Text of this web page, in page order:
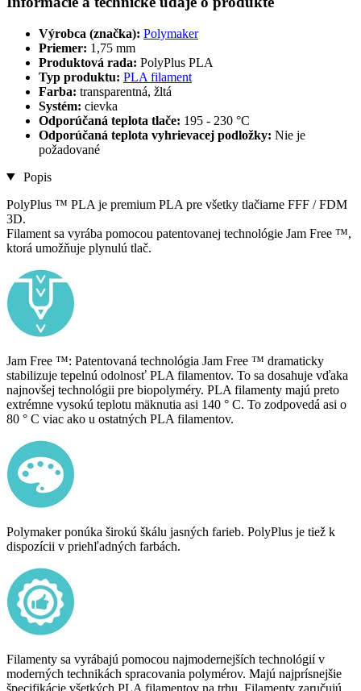
Výrobca (značka): Polymaker
Priemer: 1,75 mm
Produktová rada: PolyPlus PLA
Typ produktu: PLA filament
Farba: transparentná, žltá
Systém: cievka
Odporúčaná teplota tlače: 195 - 230 °C
Odporúčaná teplota vyhrievacej podložky: Nie je
požadované
Popis
PolyPlus ™ PLA je premium PLA pre všetky tlačiarne FFF / FDM
3D.
Filament sa vyrába pomocou patentovanej technológie Jam Free ™,
ktorá umožňuje plynulú tlač.
Jam Free ™: Patentovaná technológia Jam Free ™ dramaticky
stabilizuje tepelnú odolnosť PLA filamentov. To sa dosahuje vďaka
najnovšej technológii pre biopolyméry. PLA filamenty majú preto
extrémne vysokú teplotu mäknutia asi 140 ° C. To zodpovedá asi o
80 ° C viac ako u ostatných PLA filamentov.
Polymaker ponúka širokú škálu jasných farieb. PolyPlus je tiež k
dispozícii v priehľadných farbách.
Filamenty sa vyrábajú pomocou najmodernejších technológií v
moderných technikách spracovania polymérov. Majú najprísnejšie
špecifikácie všetkých PLA filamentov na trhu. Filamenty zaručujú